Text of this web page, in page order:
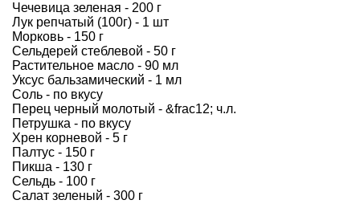
Чечевица зеленая - 200 г
Лук репчатый (100г) - 1 шт
Морковь - 150 г
Сельдерей стеблевой - 50 г
Растительное масло - 90 мл
Уксус бальзамический - 1 мл
Соль - по вкусу
Перец черный молотый - &frac12; ч.л.
Петрушка - по вкусу
Хрен корневой - 5 г
Палтус - 150 г
Пикша - 130 г
Сельдь - 100 г
Салат зеленый - 300 г